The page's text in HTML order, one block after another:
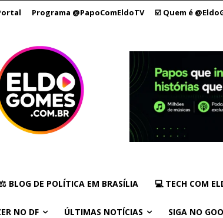
Programa @PapoComEldoTV ☑️ Quem é
⚖️ BLOG DE POLÍTICA EM BRASÍLIA 💻 TECH COM
NO DF ÚLTIMAS NOTÍCIAS SIGA NO